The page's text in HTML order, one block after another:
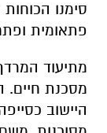
מסכנת חיים.
היישוב
רצופים, נסע
לסטות